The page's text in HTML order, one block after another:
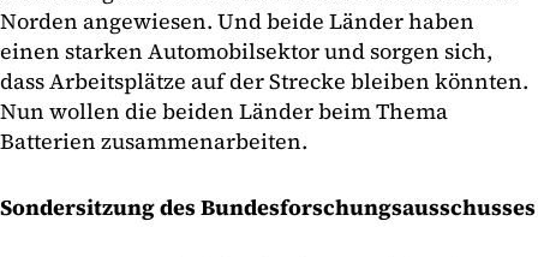
Norden angewiesen. Und beide Länder haben
einen starken Automobilsektor und sorgen sich,
dass Arbeitsplätze auf der Strecke bleiben könnten.
Nun wollen die beiden Länder beim Thema
Batterien zusammenarbeiten.
Sondersitzung des Bundesforschungsausschusses